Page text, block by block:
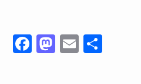
Fa M E 共